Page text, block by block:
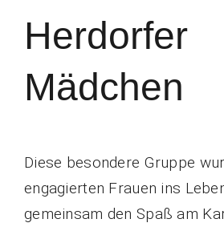
Zeltverleih
Kontakt
Herdorfer
Mädchen
Diese besondere Gruppe
engagierten Frauen ins
gemeinsam den Spaß am